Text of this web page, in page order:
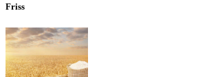
Friss